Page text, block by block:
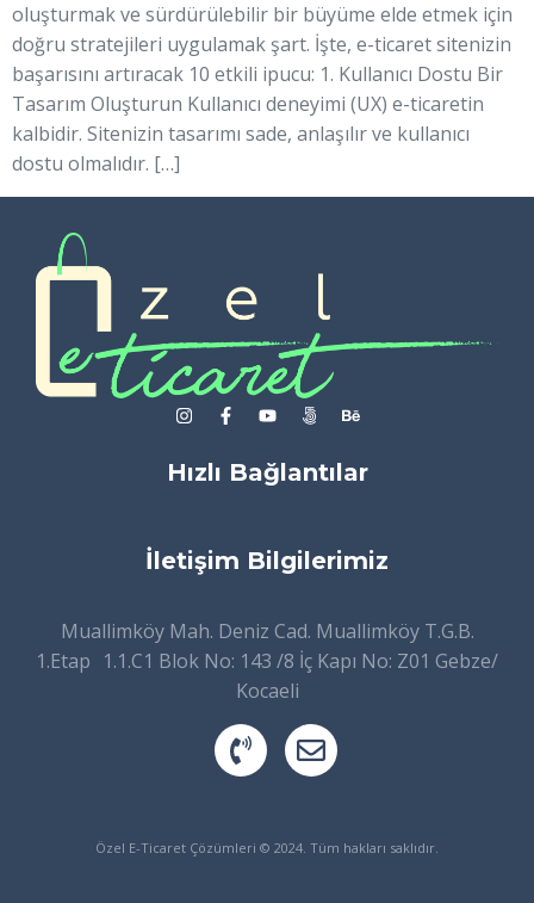
oluşturmak ve sürdürülebilir bir büyüme elde etmek için
doğru stratejileri uygulamak şart. İşte, e-ticaret sitenizin
başarısını artıracak 10 etkili ipucu: 1. Kullanıcı Dostu Bir
Tasarım Oluşturun Kullanıcı deneyimi (UX) e-ticaretin
kalbidir. Sitenizin tasarımı sade, anlaşılır ve kullanıcı
dostu olmalıdır. […]
Hızlı Bağlantılar
İletişim Bilgilerimiz
Muallimköy Mah. Deniz Cad. Muallimköy T.G.B.
1.Etap 1.1.C1 Blok No: 143 /8 İç Kapı No: Z01 Gebze/
Kocaeli
Özel E-Ticaret Çözümleri © 2024. Tüm hakları saklıdır.